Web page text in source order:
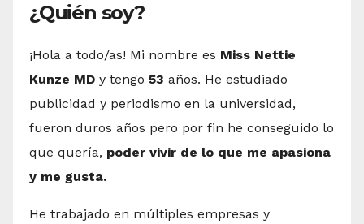
¿Quién soy?
¡Hola a todo/as! Mi nombre es Miss Nettie
Kunze MD y tengo 53 años. He estudiado
publicidad y periodismo en la universidad,
fueron duros años pero por fin he conseguido lo
que quería, poder vivir de lo que me apasiona
y me gusta.
He trabajado en múltiples empresas y